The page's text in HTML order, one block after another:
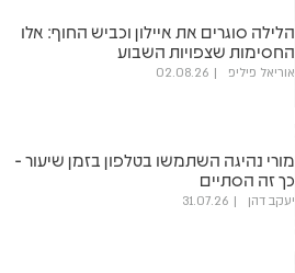
הלילה סוגרים את איילון וכביש החוף: אלו
החסימות שצפויות השבוע
אוריאל פיליפ 02.08.26
מורי נהיגה השתמשו בטלפון בזמן שיעור -
כך זה הסתיים
יעקב דהן 31.07.26